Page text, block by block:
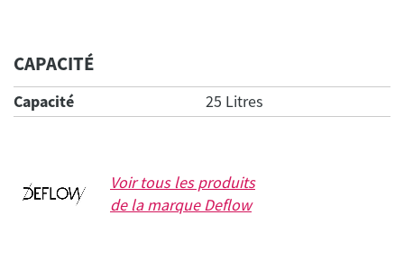
CAPACITÉ
Capacité 25 Litres
Voir tous les produits
de la marqueDeflow